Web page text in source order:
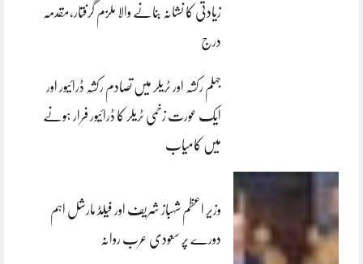
زیادتی کا نشانہ بنانے والا ملزم گرفتار،مقدمہ
درج
جہلم رکشہ اور ٹریلر میں تصادم رکشہ ڈرائیور اور
ایک عورت زخمی ٹریلر کا ڈرائیور فرار ہونے
میں کامیاب
وزیر اعظم شہباز شریف اور فیلڈ مارشل اہم
دورے پر سعودی عرب روانہ